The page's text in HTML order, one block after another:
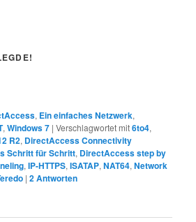
, Ein einfaches Netzwerk,
,Windows 7 |Verschlagwortet mit6to4,
R2, DirectAccess Connectivity
Schritt für Schritt, DirectAccess step by
,IP-HTTPS,ISATAP,NAT64,Network
|2Antworten